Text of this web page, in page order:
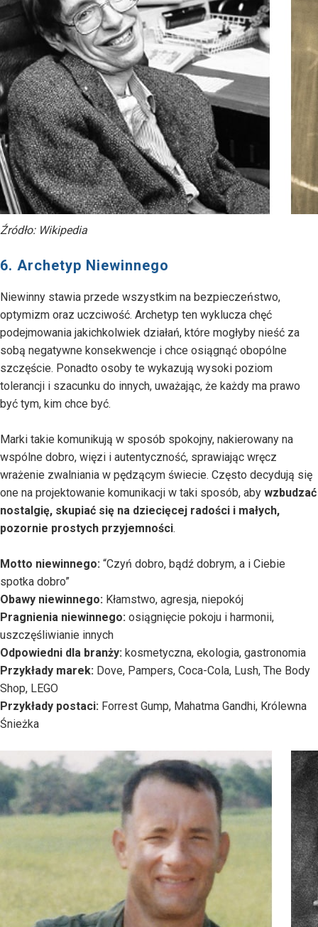
Źródło: Wikipedia
6. Archetyp Niewinnego
Niewinny stawia przede wszystkim na bezpieczeństwo,
optymizm oraz uczciwość. Archetyp ten wyklucza chęć
podejmowania jakichkolwiek działań, które mogłyby nieść za
sobą negatywne konsekwencje i chce osiągnąć obopólne
szczęście. Ponadto osoby te wykazują wysoki poziom
tolerancji i szacunku do innych, uważając, że każdy ma prawo
być tym, kim chce być.
Marki takie komunikują w sposób spokojny, nakierowany na
wspólne dobro, więzi i autentyczność, sprawiając wręcz
wrażenie zwalniania w pędzącym świecie. Często decydują się
one na projektowanie komunikacji w taki sposób, aby wzbudzać
nostalgię, skupiać się na dziecięcej radości i małych,
pozornie prostych przyjemności.
Motto niewinnego: “Czyń dobro, bądź dobrym, a i Ciebie
spotka dobro”
Obawy niewinnego: Kłamstwo, agresja, niepokój
Pragnienia niewinnego: osiągnięcie pokoju i harmonii,
uszczęśliwianie innych
Odpowiedni dla branży: kosmetyczna, ekologia, gastronomia
Przykłady marek: Dove, Pampers, Coca-Cola, Lush, The Body
Shop, LEGO
Przykłady postaci: Forrest Gump, Mahatma Gandhi, Królewna
Śnieżka